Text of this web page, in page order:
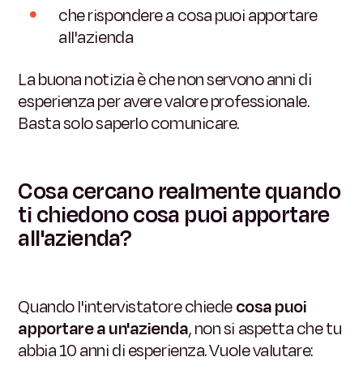
che rispondere a cosa puoi apportare
all'azienda
La buona notizia è che non servono anni di
esperienza per avere valore professionale.
Basta solo saperlo comunicare.
Cosa cercano realmente quando
ti chiedono cosa puoi apportare
all'azienda?
Quando l'intervistatore chiedecosa puoi
apportare a un'azienda, non si aspetta che tu
abbia 10 anni di esperienza. Vuole valutare: